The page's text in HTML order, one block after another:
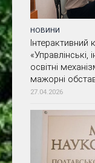
НОВИНИ
Інтерактивний
«Управлінські,
освітні
мажорні
27.04.2026